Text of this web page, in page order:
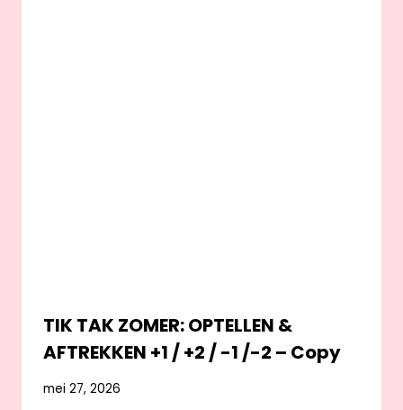
TIK TAK ZOMER: OPTELLEN &
AFTREKKEN +1 / +2 / -1 /-2 – Copy
mei 27, 2026